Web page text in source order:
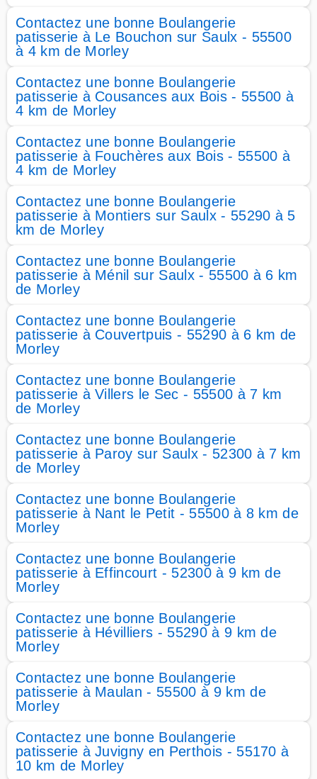
Contactez une bonne Boulangerie
patisserie à Le Bouchon sur Saulx - 55500
à 4 km de Morley
Contactez une bonne Boulangerie
patisserie à Cousances aux Bois - 55500 à
4 km de Morley
Contactez une bonne Boulangerie
patisserie à Fouchères aux Bois - 55500 à
4 km de Morley
Contactez une bonne Boulangerie
patisserie à Montiers sur Saulx - 55290 à 5
km de Morley
Contactez une bonne Boulangerie
patisserie à Ménil sur Saulx - 55500 à 6 km
de Morley
Contactez une bonne Boulangerie
patisserie à Couvertpuis - 55290 à 6 km de
Morley
Contactez une bonne Boulangerie
patisserie à Villers le Sec - 55500 à 7 km
de Morley
Contactez une bonne Boulangerie
patisserie à Paroy sur Saulx - 52300 à 7 km
de Morley
Contactez une bonne Boulangerie
patisserie à Nant le Petit - 55500 à 8 km de
Morley
Contactez une bonne Boulangerie
patisserie à Effincourt - 52300 à 9 km de
Morley
Contactez une bonne Boulangerie
patisserie à Hévilliers - 55290 à 9 km de
Morley
Contactez une bonne Boulangerie
patisserie à Maulan - 55500 à 9 km de
Morley
Contactez une bonne Boulangerie
patisserie à Juvigny en Perthois - 55170 à
10 km de Morley